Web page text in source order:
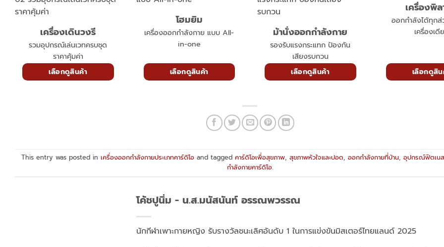
เครื่องเดินวงรี
รวมอุปกรณ์เล่นเวทครบชุด
ราคาคุ้มค่า
เลือกดูสินค้า
โฮมยิม
เครื่องออกกำลังกาย แบบ All-
in-one
เลือกดูสินค้า
ม้านั่งออกกำลังกาย
รองรับแรงกระแทก ป้องกัน
เสียงรบกวน
เลือกดูสินค้า
เครื่องพิ
ออกกำลังได้ทุกส่
เครื่องเดี
เลือกดูสิน
This entry was posted in เครื่องออกกำลังกายประเภทคาร์ดิโอ and tagged คาร์ดิโอเพื่อสุขภาพ, สุขภาพหัวใจและปอด, ออกกำลังกายที่บ้าน, อุปกรณ์ฟิตเนส
กำลังกายคาร์ดิโอ.
โค้ชปูนิ่ม - น.ส.มนัสนันท์ อรรณพวรรณ
นักกีฬาเพาะกายหญิง รับรางวัลชนะเลิศอันดับ 1 ในการแข่งขันมิสเตอร์ไทยแลนด์ 2025